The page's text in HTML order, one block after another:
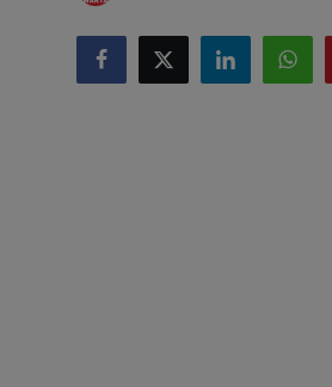
Kesehatan